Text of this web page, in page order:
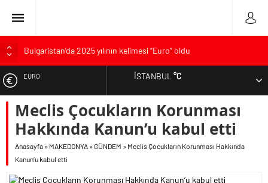
Bulgaristan’da 2025 yılının kelimesi “Euro” oldu
Bulgaristan’dan İspanya’ya destek
Bulgaristan’da hükümet kurma sürecinde son deneme
Bulgaristan’da Emeklilikten Sonra Çalışan Sayısı Artıyor
EURO
ALTIN
DOLAR
İSTANBUL°C
Meclis Çocukların Korunması
Hakkında Kanun’u kabul etti
Anasayfa » MAKEDONYA »GÜNDEM » Meclis Çocukların Korunması Hakkında
Kanun’u kabul etti